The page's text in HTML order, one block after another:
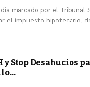
marcado por el Tribunal
el impuesto hipotecario,
Stop Desahucios